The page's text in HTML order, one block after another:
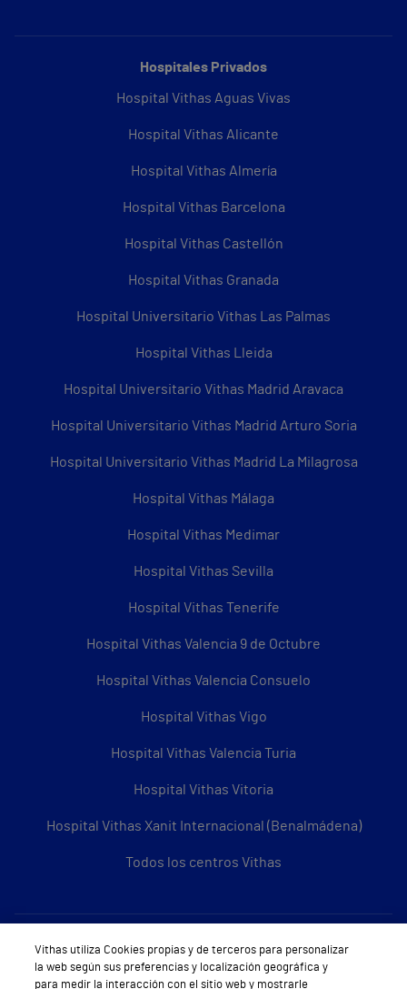
Hospitales Privados
Hospital Vithas Aguas Vivas
Hospital Vithas Alicante
Hospital Vithas Almería
Hospital Vithas Barcelona
Hospital Vithas Castellón
Hospital Vithas Granada
Hospital Universitario Vithas Las Palmas
Hospital Vithas Lleida
Hospital Universitario Vithas Madrid Aravaca
Hospital Universitario Vithas Madrid Arturo Soria
Hospital Universitario Vithas Madrid La Milagrosa
Hospital Vithas Málaga
Hospital Vithas Medimar
Hospital Vithas Sevilla
Hospital Vithas Tenerife
Hospital Vithas Valencia 9 de Octubre
Hospital Vithas Valencia Consuelo
Hospital Vithas Vigo
Hospital Vithas Valencia Turia
Hospital Vithas Vitoria
Hospital Vithas Xanit Internacional (Benalmádena)
Todos los centros Vithas
Sobre Vithas
Quiénes somos
Vithas utiliza Cookies propias y de terceros para personalizar
la web según sus preferencias y localización geográfica y
para medir la interacción con el sitio web y mostrarle